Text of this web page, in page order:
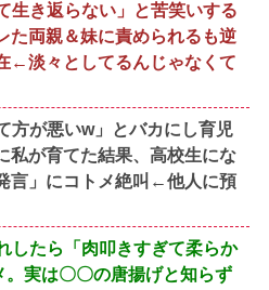
生き返らない」と苦笑いする
た両親＆妹に責められるも逆
←淡々としてるんじゃなくて
方が悪いw」とバカにし育児
私が育てた結果、高校生にな
言」にコトメ絶叫←他人に預
したら「肉叩きすぎて柔らか
実は〇〇の唐揚げと知らず